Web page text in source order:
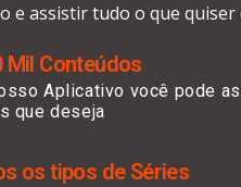
e assistir tudo o que
Mil Conteúdos
Aplicativo você pode
que deseja
os tipos de Séries